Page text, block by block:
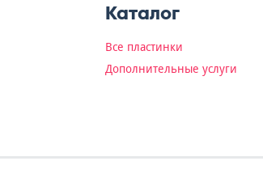
Каталог
Все пластинки
Дополнительные услуги